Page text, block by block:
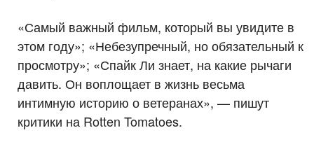
«Самый важный фильм, который вы увидите в
этом году»; «Небезупречный, но обязательный к
просмотру»; «Спайк Ли знает, на какие рычаги
давить. Он воплощает в жизнь весьма
интимную историю о ветеранах», — пишут
критики на Rotten Tomatoes.